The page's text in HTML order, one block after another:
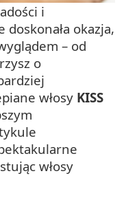
i
okazja,
– od
o
włosy KISS
włosy